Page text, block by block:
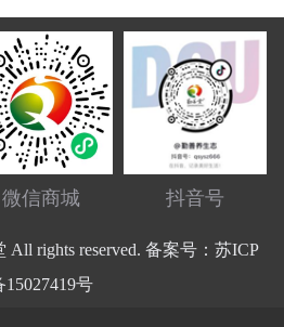
微信商城 抖音号
All rights reserved. 备案号：苏ICP
15027419号